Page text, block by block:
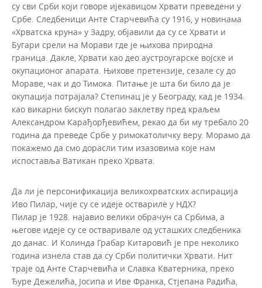
су сви Срби који говоре ијекавицом Хрвати преведени у
Србе. Следбеници Анте Старчевића су 1916, у новинама
«Хрватска круна» у Задру, објавили да су се Хрвати и
Бугари срели на Морави где је њихова природна
граница. Дакле, Хрвати као део аустроугарске војске и
окупационог апарата. Њихове претензије, сезале су до
Мораве, чак и до Тимока. Питање је шта би било да је
окупација потрајала? Степинац је у Београду, кад је 1934.
као викарни бискуп полагао заклетву пред краљем
Александром Карађорђевићем, рекао да би му требало 20
година да преведе Србе у римокатоличку веру. Морамо да
покажемо да смо дорасли тим изазовима које нам
испоставља Ватикан преко Хрвата.
Да ли је персонификација великохрватских аспирација
Иво Пилар, чије су се идеје оствариле у НДХ?
Пилар је 1928. најавио велики обрачун са Србима, а
његове идеје су се остваривале од усташких следбеника
до данас. И Колинда Грабар Китаровић је пре неколико
година изнела став да су Срби политички Хрвати. Нит
траје од Анте Старчевића и Славка Кватерника, преко
Ђуре Дежелића, Јосипа и Иве Франка, Стјепана Радића,